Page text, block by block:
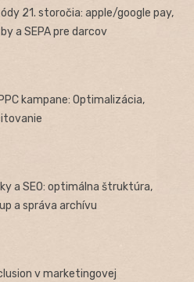
21. storočia: apple/google pay,
a SEPA pre darcov
kampane: Optimalizácia,
a SEO: optimálna štruktúra,
a správa archívu
v marketingovej